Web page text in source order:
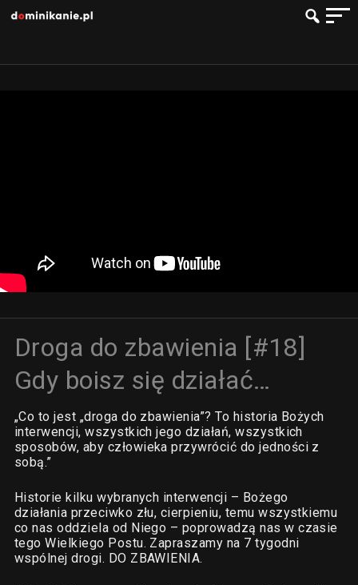
Droga do zbawienia [#18]
Gdy boisz się działać…
„Co to jest „droga do zbawienia”? To historia Bożych
interwencji, wszystkich jego działań, wszystkich
sposobów, aby człowieka przywrócić do jedności z
sobą.”
Historie kilku wybranych interwencji – Bożego
działania przeciwko złu, cierpieniu, temu wszystkiemu
co nas oddziela od Niego – poprowadzą nas w czasie
tego Wielkiego Postu. Zapraszamy na 7 tygodni
wspólnej drogi. DO ZBAWIENIA.